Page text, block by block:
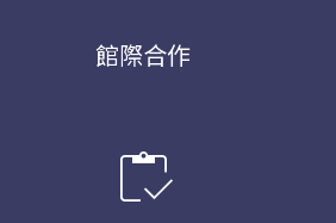
館際合作
inventory